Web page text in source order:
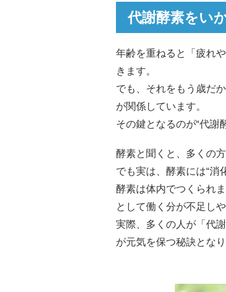
代謝酵素をい
年齢を重ねると「疲れ
きます。
でも、それをもう歳だ
が関係しています。
その鍵となるのが“代謝
酵素と聞くと、多くの
でも実は、酵素には“消
酵素は体内でつくられ
として働く分が不足し
実際、多くの人が「代
が元気を保つ秘訣となり